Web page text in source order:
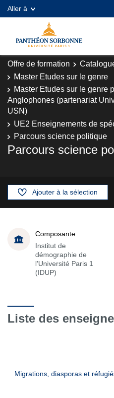
Aller à
Offre de formation
Master Etudes sur le genre
Master Etudes sur le genre
Anglophones (partenariat
USN)
UE2 Enseignements de
Parcours science politique
Parcours science
Ajouter à la sélection
Composante
Institut de
démographie de
l'Université Paris 1
(IDUP)
Liste des
Migrations, diasporas et